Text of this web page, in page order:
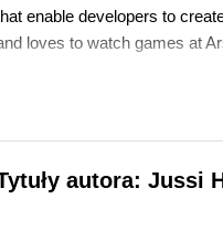
enable developers to
loves to watch games at
autora: Jussi